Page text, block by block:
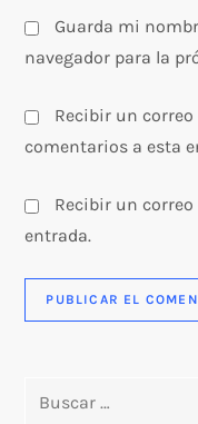
s
Guarda mi
navegador para la
Recibir un
comentarios a esta
Recibir un
entrada.